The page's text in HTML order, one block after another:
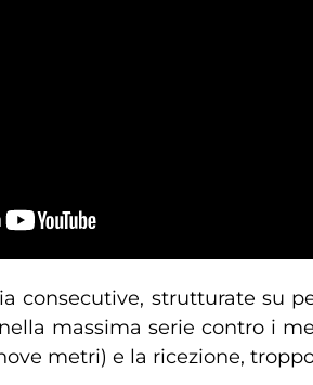
consecutive, strutturate su
massima serie contro i
metri) e la ricezione,